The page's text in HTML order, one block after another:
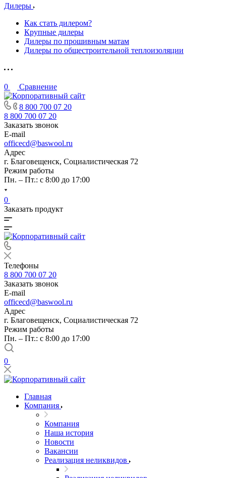
Дилеры
Как стать дилером?
Крупные дилеры
Дилеры по прошивным матам
Дилеры по общестроительной теплоизоляции
0 Сравнение
8 800 700 07 20
8 800 700 07 20
Заказать звонок
E-mail
officecd@baswool.ru
Адрес
г. Благовещенск, Социалистическая 72
Режим работы
Пн. – Пт.: с 8:00 до 17:00
0
Заказать продукт
Телефоны
8 800 700 07 20
Заказать звонок
E-mail
officecd@baswool.ru
Адрес
г. Благовещенск, Социалистическая 72
Режим работы
Пн. – Пт.: с 8:00 до 17:00
0
Главная
Компания
Компания
Наша история
Новости
Вакансии
Реализация неликвидов